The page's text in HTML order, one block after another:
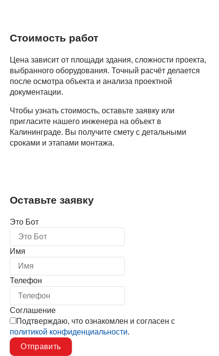
Стоимость работ
Цена зависит от площади здания, сложности проекта,
выбранного оборудования. Точный расчёт делается
после осмотра объекта и анализа проектной
документации.
Чтобы узнать стоимость, оставьте заявку или
пригласите нашего инженера на объект в
Калининграде. Вы получите смету с детальными
сроками и этапами монтажа.
Оставьте заявку
Это Бот
Имя
Телефон
Соглашение
Подтверждаю, что ознакомлен и согласен с
политикой конфиденциальности.